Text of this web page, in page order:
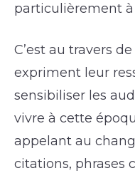
particulièrement
C’est au travers
expriment leur
sensibiliser les
vivre à cette
appelant au
citations, phrases